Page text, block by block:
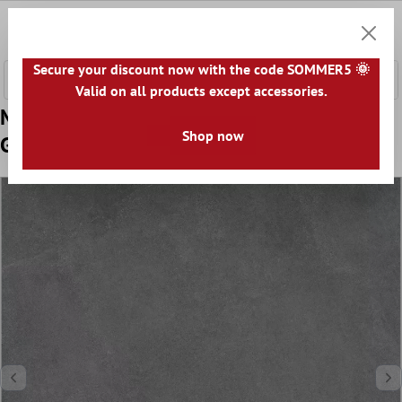
Muster Terrassenplatten Zement Optik
Glinde Anthrazit 60x60cm
Secure your discount now with the code SOMMER5 🌞
Valid on all products except accessories.
Shop now